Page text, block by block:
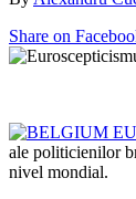
Share on
ale politicienilor
nivel mondial.